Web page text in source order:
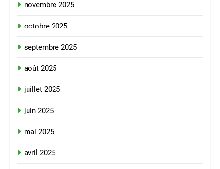
novembre 2025
octobre 2025
septembre 2025
août 2025
juillet 2025
juin 2025
mai 2025
avril 2025